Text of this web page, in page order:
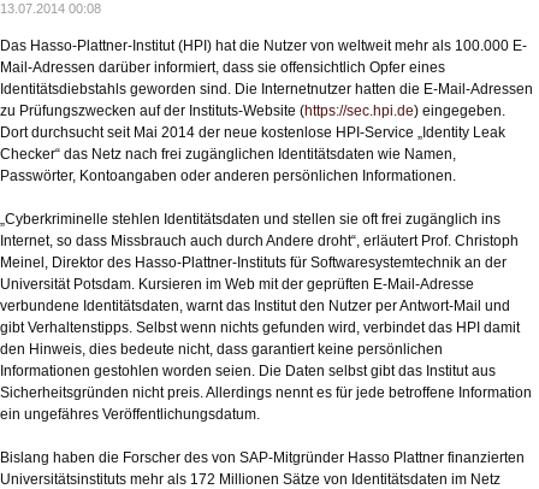
13.07.2014 00:08
Das Hasso-Plattner-Institut (HPI) hat die Nutzer von weltweit mehr als 100.000 E-
Mail-Adressen darüber informiert, dass sie offensichtlich Opfer eines
Identitätsdiebstahls geworden sind. Die Internetnutzer hatten die E-Mail-Adressen
zu Prüfungszwecken auf der Instituts-Website (https://sec.hpi.de) eingegeben.
Dort durchsucht seit Mai 2014 der neue kostenlose HPI-Service „Identity Leak
Checker“ das Netz nach frei zugänglichen Identitätsdaten wie Namen,
Passwörter, Kontoangaben oder anderen persönlichen Informationen.
„Cyberkriminelle stehlen Identitätsdaten und stellen sie oft frei zugänglich ins
Internet, so dass Missbrauch auch durch Andere droht“, erläutert Prof. Christoph
Meinel, Direktor des Hasso-Plattner-Instituts für Softwaresystemtechnik an der
Universität Potsdam. Kursieren im Web mit der geprüften E-Mail-Adresse
verbundene Identitätsdaten, warnt das Institut den Nutzer per Antwort-Mail und
gibt Verhaltenstipps. Selbst wenn nichts gefunden wird, verbindet das HPI damit
den Hinweis, dies bedeute nicht, dass garantiert keine persönlichen
Informationen gestohlen worden seien. Die Daten selbst gibt das Institut aus
Sicherheitsgründen nicht preis. Allerdings nennt es für jede betroffene Information
ein ungefähres Veröffentlichungsdatum.
Bislang haben die Forscher des von SAP-Mitgründer Hasso Plattner finanzierten
Universitätsinstituts mehr als 172 Millionen Sätze von Identitätsdaten im Netz